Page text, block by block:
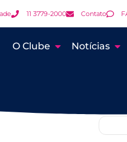
11 3779-2000 Contato
O Clube Notícias